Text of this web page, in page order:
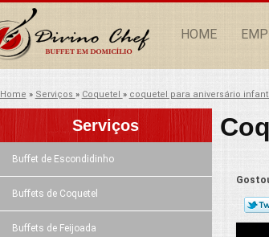
HOME
Home » Serviços » Coquetel » coquetel para aniversário
Serviços
Buffet de Escondidinho
Buffets de Coquetel
Buffets de Feijoada